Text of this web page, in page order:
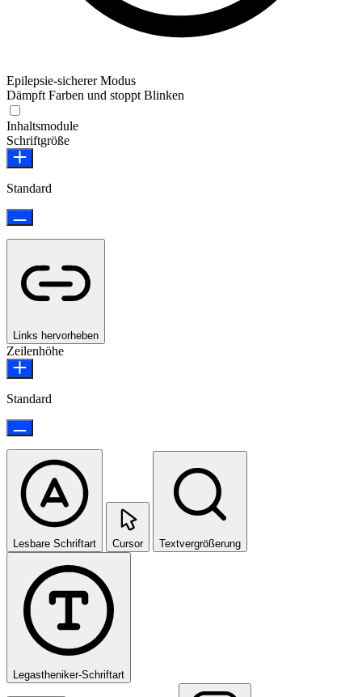
Epilepsie-sicherer Modus
Dämpft Farben und stoppt Blinken
Inhaltsmodule
Schriftgröße
Standard
Links hervorheben
Zeilenhöhe
Standard
Lesbare Schriftart Cursor Textvergrößerung
Legastheniker-Schriftart